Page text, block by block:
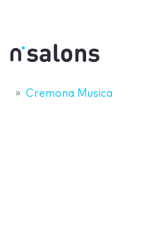
Cremona Musica